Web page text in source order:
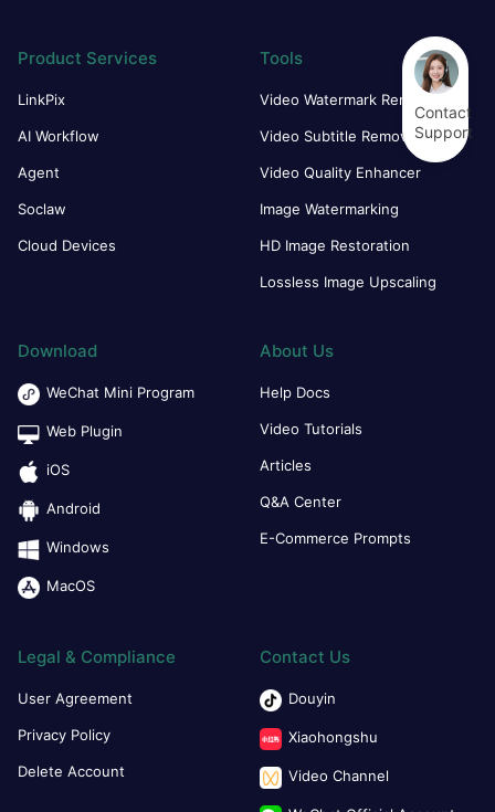
Product Services
LinkPix
AI Workflow
Agent
Soclaw
Cloud Devices
Tools
Video Watermark Remover
Video Subtitle Remover
Video Quality Enhancer
Image Watermarking
HD Image Restoration
Lossless Image Upscaling
Download
WeChat Mini Program
Web Plugin
iOS
Android
Windows
MacOS
About Us
Help Docs
Video Tutorials
Articles
Q&A Center
E-Commerce Prompts
Legal & Compliance
User Agreement
Privacy Policy
Delete Account
Contact Us
Douyin
Xiaohongshu
Video Channel
Contact
Support